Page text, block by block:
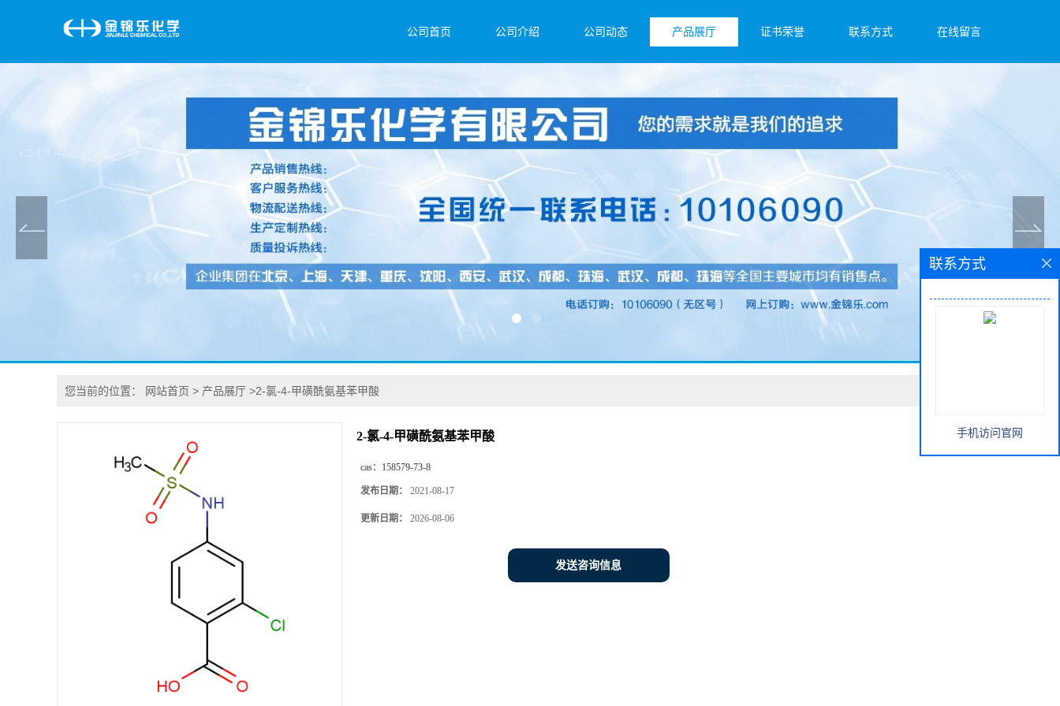
公司首页 公司介绍 公司动态 产品展厅 证书荣誉 联系方式 在线留言
您当前的位置： 网站首页 > 产品展厅 >2-氯-4-甲磺酰氨基苯甲酸
2-氯-4-甲磺酰氨基苯甲酸
cas： 158579-73-8
发布日期： 2021-08-17
更新日期： 2026-08-06
发送咨询信息
联系方式
手机访问官网